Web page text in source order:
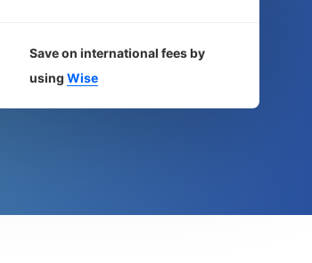
Save on international fees by
using Wise